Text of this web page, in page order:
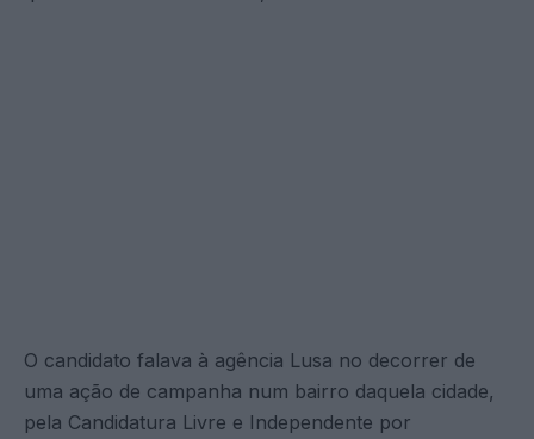
O candidato falava à agência Lusa no decorrer de
uma ação de campanha num bairro daquela cidade,
pela Candidatura Livre e Independente por